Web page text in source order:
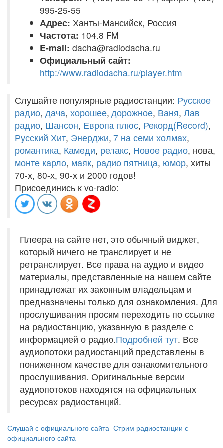
995-25-55
Адрес: Ханты-Мансийск, Россия
Частота: 104.8 FM
E-mail: dacha@radiodacha.ru
Официальный сайт:
http://www.radiodacha.ru/player.htm
Слушайте популярные радиостанции: Русское
радио, дача, хорошее, дорожное, Ваня, Лав
радио, Шансон, Европа плюс, Рекорд(Record),
Русский Хит, Энерджи, 7 на семи холмах,
романтика, Камеди, релакс, Новое радио, нова,
монте карло, маяк, радио пятница, юмор, хиты
70-х, 80-х, 90-х и 2000 годов!
Присоединись к vo-radio:
Плеера на сайте нет, это обычный виджет,
который ничего не транслирует и не
ретранслирует. Все права на аудио и видео
материалы, представленные на нашем сайте
принадлежат их законным владельцам и
предназначены только для ознакомления. Для
прослушивания просим переходить по ссылке
на радиостанцию, указанную в разделе с
информацией о радио.Подробней тут. Все
аудиопотоки радиостанций представлены в
пониженном качестве для ознакомительного
прослушивания. Оригинальные версии
аудиопотоков находятся на официальных
ресурсах радиостанций.
Слушай с официального сайта Стрим радиостанции с
официального сайта